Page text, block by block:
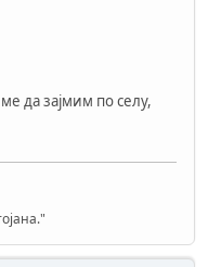
да зајмим по селу,